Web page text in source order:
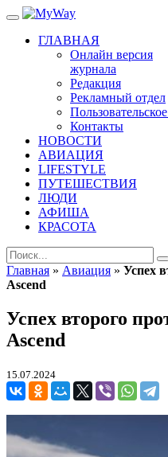
ГЛАВНАЯ
Онлайн версия
журнала
Редакция
Рекламный отдел
Контакты
НОВОСТИ
АВИАЦИЯ
LIFESTYLE
ПУТЕШЕСТВИЯ
ЛЮДИ
АФИША
КРАСОТА
Главная » Авиация » Успех
Ascend
Успех второго
Ascend
15.07.2024